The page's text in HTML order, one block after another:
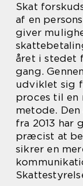
Skat
af en
giver
året i stedet
gang.
udviklet sig
proces til en
metode.
fra 2013 har
præcist at
sikrer en